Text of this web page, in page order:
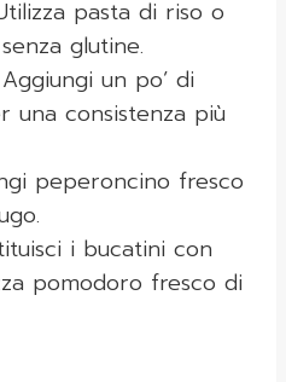
pasta di riso o
glutine.
un po’ di
una consistenza più
peperoncino fresco
i bucatini con
pomodoro fresco di